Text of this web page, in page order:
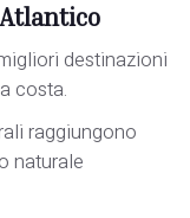
destinazioni
costa.
raggiungono
naturale